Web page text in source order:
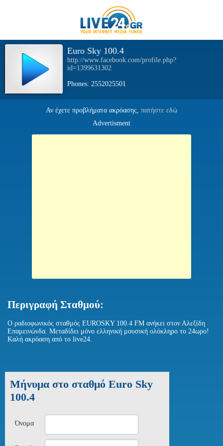
Euro Sky 100.4
http://www.facebook.com/profile.php?
id=1399631302
Phones: 2552025501
Αν έχετε προβλήματα ακρόασης, πατήστε εδώ
Advertisment
Περιγραφή Σταθμού:
Ο ραδιοφωνικός σταθμός EUROSKY 100.4 FM ανήκει στον Αλεξίδη
Επαμεινώνδα. Μεταδίδει μόνο ελληνική μουσική ολόκληρο το 24ωρο!
Kαλή ακρόαση από το live24.
Μήνυμα στο σταθμό Euro Sky
100.4
Όνομα